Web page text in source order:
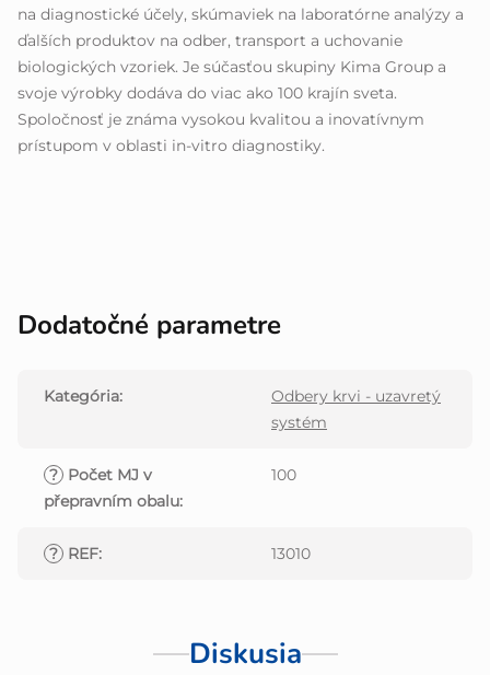
na diagnostické účely, skúmaviek na laboratórne analýzy a
ďalších produktov na odber, transport a uchovanie
biologických vzoriek. Je súčasťou skupiny Kima Group a
svoje výrobky dodáva do viac ako 100 krajín sveta.
Spoločnosť je známa vysokou kvalitou a inovatívnym
prístupom v oblasti in-vitro diagnostiky.
Dodatočné parametre
Kategória:
Odbery krvi - uzavretý
systém
? Počet MJ v
přepravním obalu:
100
? REF: 13010
Diskusia